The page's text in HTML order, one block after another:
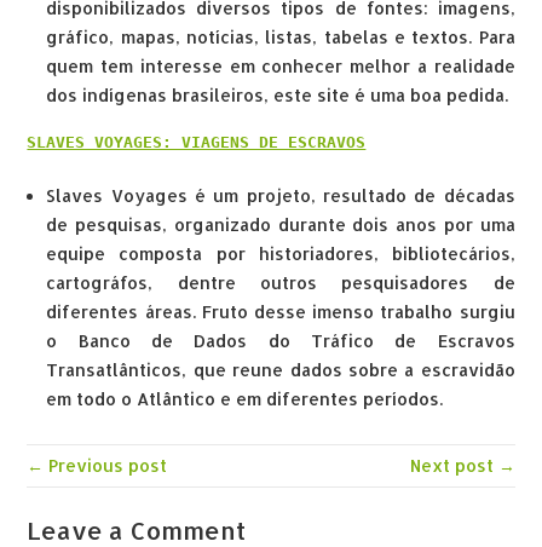
disponibilizados diversos tipos de fontes: imagens,
gráfico, mapas, notícias, listas, tabelas e textos. Para
quem tem interesse em conhecer melhor a realidade
dos indígenas brasileiros, este site é uma boa pedida.
SLAVES VOYAGES: VIAGENS DE ESCRAVOS
Slaves Voyages é um projeto, resultado de décadas
de pesquisas, organizado durante dois anos por uma
equipe composta por historiadores, bibliotecários,
cartográfos, dentre outros pesquisadores de
diferentes áreas. Fruto desse imenso trabalho surgiu
o Banco de Dados do Tráfico de Escravos
Transatlânticos, que reune dados sobre a escravidão
em todo o Atlântico e em diferentes períodos.
← Previous post Next post →
Leave a Comment